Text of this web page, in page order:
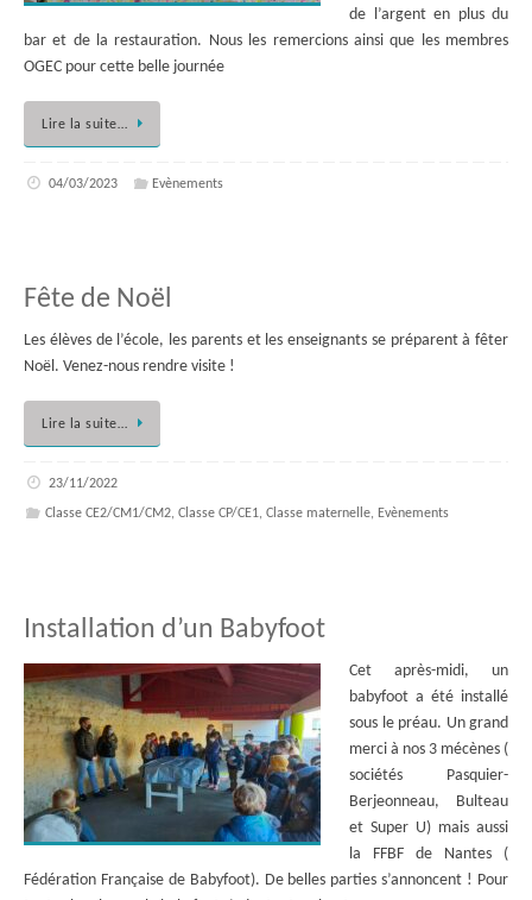
de l’argent en plus du
bar et de la restauration. Nous les remercions ainsi que les membres
OGEC pour cette belle journée
Lire la suite…
04/03/2023 Evènements
Fête de Noël
Les élèves de l’école, les parents et les enseignants se préparent à fêter
Noël. Venez-nous rendre visite !
Lire la suite…
23/11/2022
Classe CE2/CM1/CM2, Classe CP/CE1, Classe maternelle, Evènements
Installation d’un Babyfoot
Cet après-midi, un
babyfoot a été installé
sous le préau. Un grand
merci à nos 3 mécènes (
sociétés Pasquier-
Berjeonneau, Bulteau
et Super U) mais aussi
la FFBF de Nantes (
Fédération Française de Babyfoot). De belles parties s’annoncent ! Pour